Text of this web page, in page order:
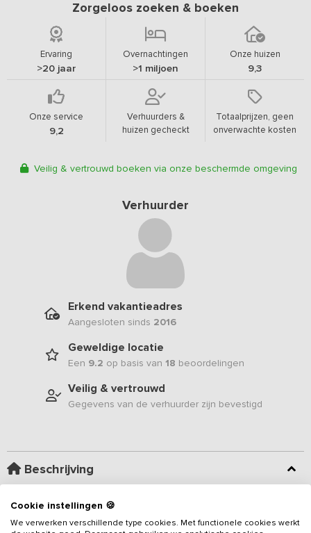
Zorgeloos zoeken & boeken
Ervaring
>20 jaar
Overnachtingen
>1 miljoen
Onze huizen
9,3
Onze service
9,2
Verhuurders &
huizen gecheckt
Totaalprijzen, geen
onverwachte kosten
Veilig & vertrouwd boeken via onze beschermde omgeving
Verhuurder
Erkend vakantieadres
Aangesloten sinds 2016
Geweldige locatie
Een 9.2 op basis van 18 beoordelingen
Veilig & vertrouwd
Gegevens van de verhuurder zijn bevestigd
Beschrijving
Deze Saksische boerderij is gelegen op een van de mooiste
plekjes van Nationaal landschap Noord-Oost Twente.
Cookie instellingen 🍪
We verwerken verschillende type cookies. Met functionele cookies werkt